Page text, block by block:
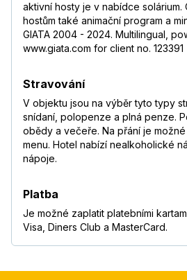
aktivní hosty je v nabídce solárium.
hostům také animační program a
GIATA 2004 - 2024. Multilingual,
www.giata.com for client no. 123391
Stravování
V objektu jsou na výběr tyto typy
snídaní, polopenze a plná penze.
obědy a večeře. Na přání je
menu. Hotel nabízí nealkoholické
nápoje.
Platba
Je možné zaplatit platebními
Visa, Diners Club a MasterCard.